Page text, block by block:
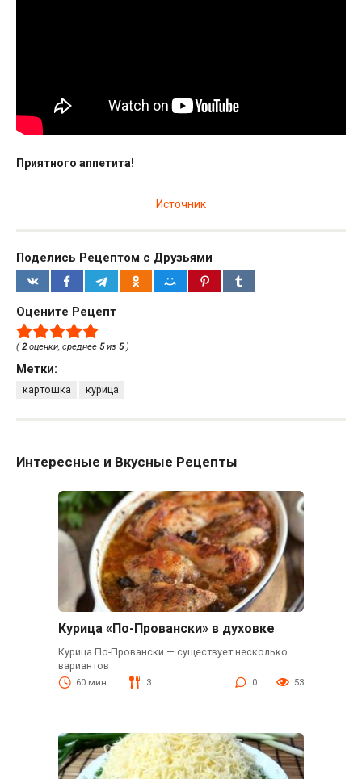
Приятного аппетита!
Источник
Поделись Рецептом с Друзьями
Оцените Рецепт
( 2оценки, среднее 5из 5)
Метки:
картошка курица
Интересные и Вкусные Рецепты
Курица «По-Провански» в духовке
Курица По-Провански — существует несколько
вариантов
60 мин. 3 0 53